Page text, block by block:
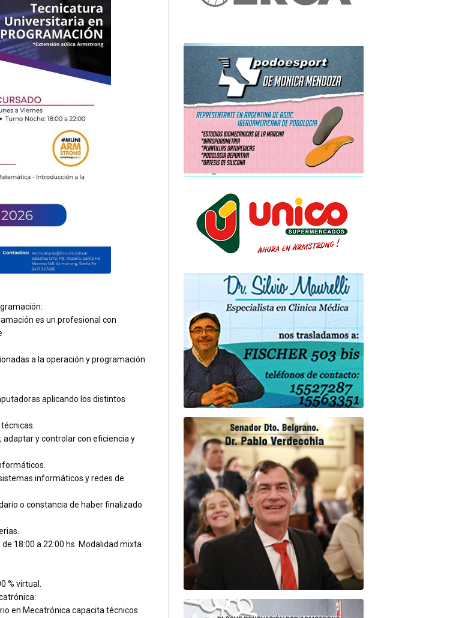
es un profesional con
a la operación y programación
aplicando los distintos
adaptar y controlar con eficiencia y
informáticos y redes de
o constancia de haber finalizado
18:00 a 22:00 hs. Modalidad mixta
% virtual.
en Mecatrónica capacita técnicos